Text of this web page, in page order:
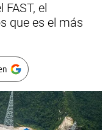
el
que es el más